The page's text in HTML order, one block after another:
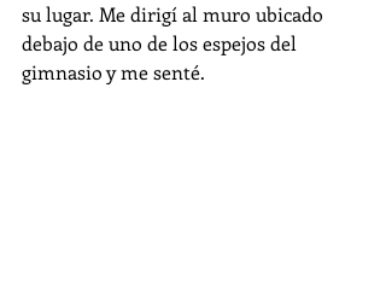
su lugar. Me dirigí al muro ubicado
debajo de uno de los espejos del
gimnasio y me senté.